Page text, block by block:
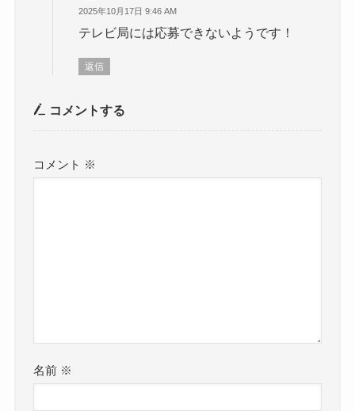
2025年10月17日 9:46 AM
テレビ局には応募できないようです！
返信
コメントする
コメント ※
名前 ※